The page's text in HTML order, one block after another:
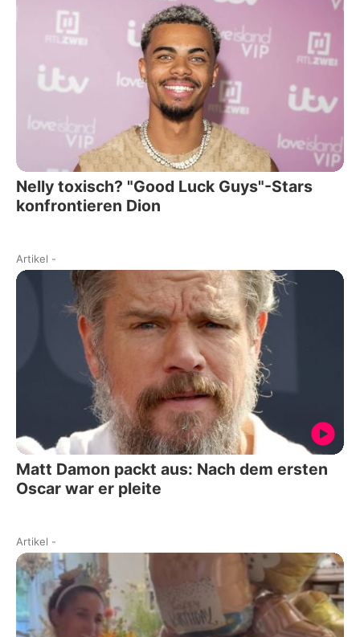
Nelly toxisch? "Good Luck Guys"-Stars
konfrontieren Dion
Artikel -
Matt Damon packt aus: Nach dem ersten
Oscar war er pleite
Artikel -